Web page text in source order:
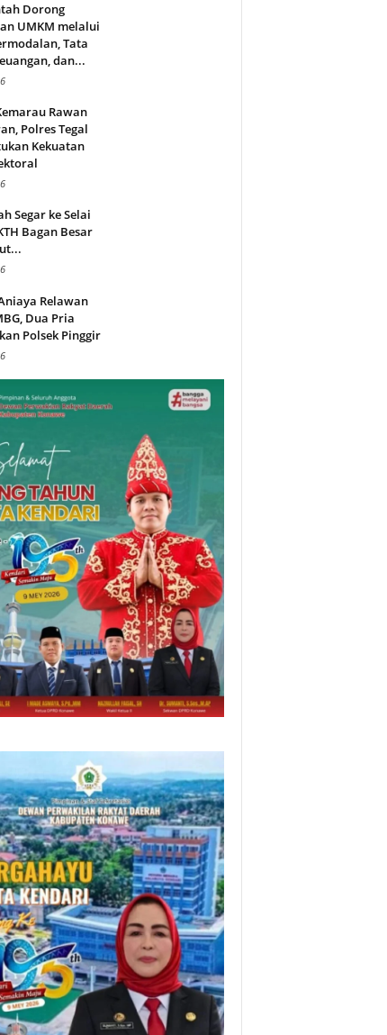
Dorong
UMKM melalui
Tata
dan...
Rawan
Polres Tegal
Kekuatan
Segar ke Selai
Bagan Besar
Relawan
Dua Pria
Polsek Pinggir